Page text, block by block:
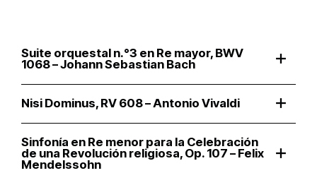
Suite orquestal n.°3 en Re mayor, BWV
1068 – Johann Sebastian Bach
Nisi Dominus, RV 608 – Antonio Vivaldi
Sinfonía en Re menor para la Celebración
de una Revolución religiosa, Op. 107 – Felix
Mendelssohn